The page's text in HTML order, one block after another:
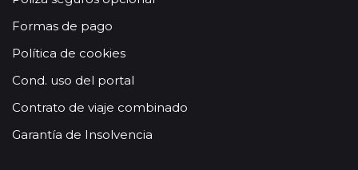
incómodas. No podemos garantizar cama
matrimonial ya que esto dependerá de la
hotel. Siempre en su habitación existirá baño privado,
televisión, etc. En muchos contará con mini-bar, cofre
cuentan con Aire Acondicionado o la legislación local
Formas de pago
Política de cookies
Cond. uso del portal
Contrato de viaje combinado
Garantía de Insolvencia